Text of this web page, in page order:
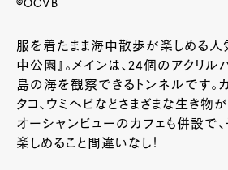
©OCVB
服を着たまま海中散歩が楽しめる人
中公園』。メインは、24個のアクリ
島の海を観察できるトンネルです。
タコ、ウミヘビなどさまざまな生き物
オーシャンビューのカフェも併設で
楽しめること間違いなし！